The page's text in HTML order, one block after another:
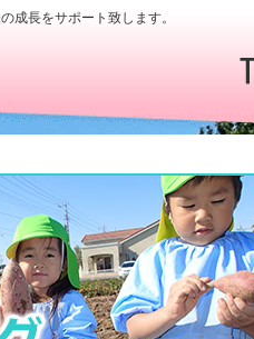
成長をサポート致します。